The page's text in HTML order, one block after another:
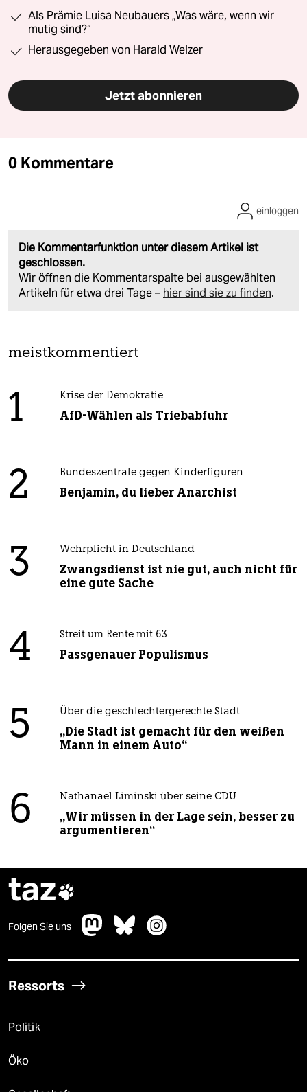
Als Prämie Luisa Neubauers „Was wäre, wenn wir
mutig sind?“
Herausgegeben von Harald Welzer
Jetzt abonnieren
0 Kommentare
Die Kommentarfunktion unter diesem Artikel ist
geschlossen.
Wir öffnen die Kommentarspalte bei ausgewählten
Artikeln für etwa drei Tage – hier sind sie zu finden.
einloggen
meistkommentiert
1 Krise der Demokratie
AfD-Wählen als Triebabfuhr
2 Bundeszentrale gegen Kinderfiguren
Benjamin, du lieber Anarchist
3 Wehrplicht in Deutschland
Zwangsdienst ist nie gut, auch nicht für
eine gute Sache
4 Streit um Rente mit 63
Passgenauer Populismus
5 Über die geschlechtergerechte Stadt
„Die Stadt ist gemacht für den weißen
Mann in einem Auto“
6 Nathanael Liminski über seine CDU
„Wir müssen in der Lage sein, besser zu
argumentieren“
taz
Folgen Sie uns
Ressorts
Politik
Öko